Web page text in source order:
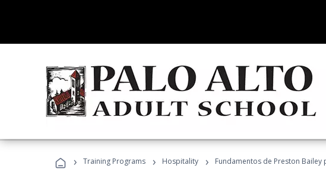
› Training Programs › Hospitality › Fundamentos de Preston Bailey